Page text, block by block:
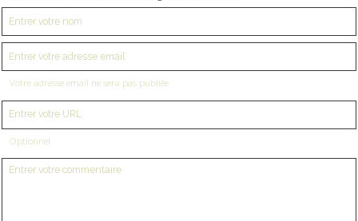
Votre adresse email ne sera pas publiée
Optionnel